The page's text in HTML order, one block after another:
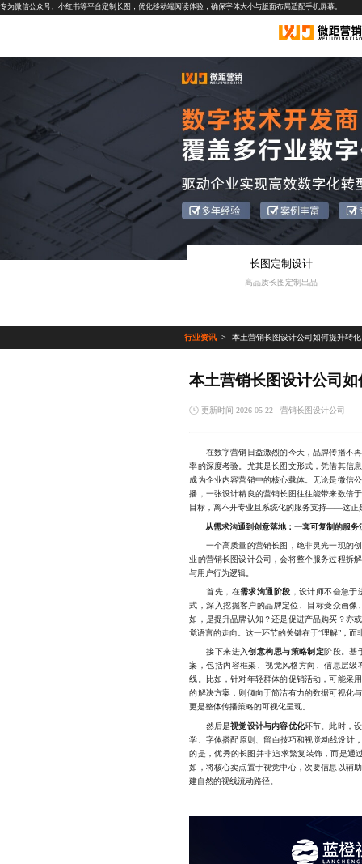
专为微信公众号、小红书等平台定制长图，优化移动端阅读体验，确保字体大小与版面布局适配手机屏幕。
长图定制设计
高品质长图定制出品
行业资讯 本土营销长图设计公司如何提升转化
本土营销长图设计公司
更新时间 2026-05-22 营销长图设计公司
在数字营销日益激烈的今天，品牌传播不再
率的深度考验。尤其是长图文形式，凭借其信
成为企业内容营销中的核心载体。无论是微信
播，一张设计精良的营销长图往往能带来数倍
目标，离不开专业且系统化的服务支持——这正
从需求沟通到创意落地：一套可复制的服务
一个高质量的营销长图，绝非灵光一现的创
业的营销长图设计公司，会将整个服务过程拆
与用户行为逻辑。
首先，在需求沟通阶段 ，设计师不会急
式，深入挖掘客户的品牌定位、目标受众画
如，是提升品牌认知？还是促进产品购买？亦
觉语言的走向。这一环节的关键在于“理解”，而
接下来进入创意构思与策略制定阶段。基
案，包括内容框架、视觉风格方向、信息层
线。比如，针对年轻群体的促销活动，可能采
的解决方案，则倾向于简洁有力的数据可视化
更是整体传播策略的可视化呈现。
然后是视觉设计与内容优化环节。此时，
学、字体搭配原则、留白技巧和视觉动线设计
的是，优秀的长图并非追求繁复装饰，而是通
如，将核心卖点置于视觉中心，次要信息以辅
建自然的视线流动路径。